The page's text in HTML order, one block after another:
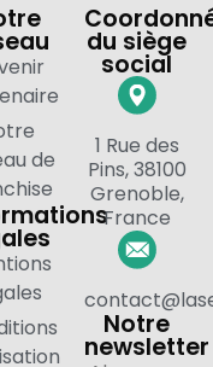
de
du siège
social
1 Rue des
Pins, 38100
Grenoble,
France
Notre
newsletter